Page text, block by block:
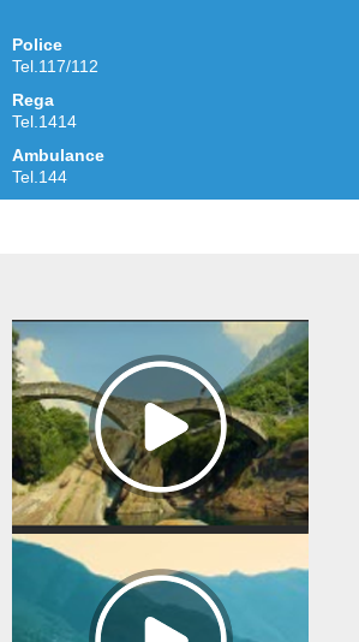
Police
Tel.117/112
Rega
Tel.1414
Ambulance
Tel.144